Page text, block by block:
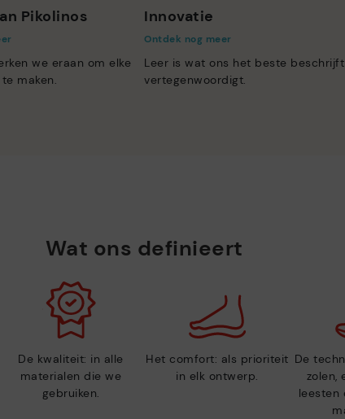
Pikolinos
we eraan om elke
maken.
Innovatie
Ontdek nog meer
Leer is wat ons het beste
vertegenwoordigt.
Wat ons definieert
De kwaliteit: in alle
materialen die we
gebruiken.
Het comfort: als prioriteit
in elk ontwerp.
De
zolen,
leesten